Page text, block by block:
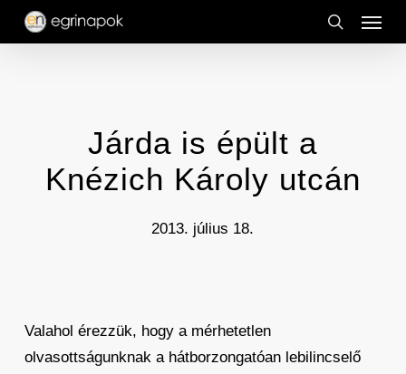
Skip
search
Menu
Járda is épült a
Knézich Károly utcán
2013. július 18.
Valahol érezzük, hogy a mérhetetlen
olvasottságunknak a hátborzongatóan lebilincselő